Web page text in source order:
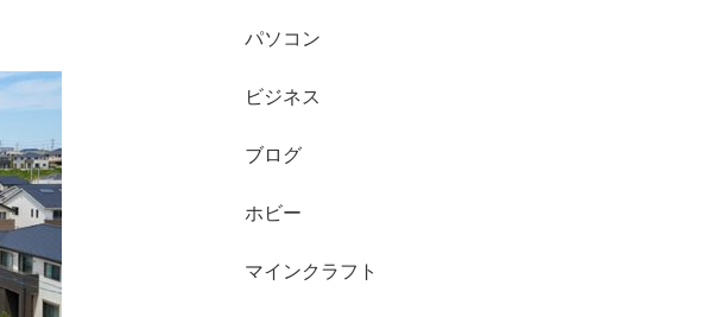
パソコン
ビジネス
ブログ
ホビー
マインクラフト